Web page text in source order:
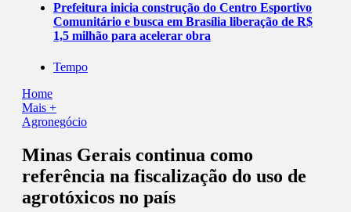
Prefeitura inicia construção do Centro Esportivo
Comunitário e busca em Brasília liberação de R$
1,5 milhão para acelerar obra
Tempo
Home
Mais +
Agronegócio
Minas Gerais continua como
referência na fiscalização do uso de
agrotóxicos no país